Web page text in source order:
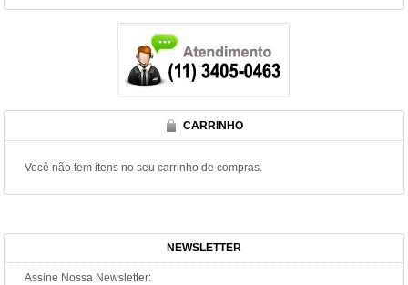
CARRINHO
Você não tem itens no seu carrinho de compras.
NEWSLETTER
Assine Nossa Newsletter: